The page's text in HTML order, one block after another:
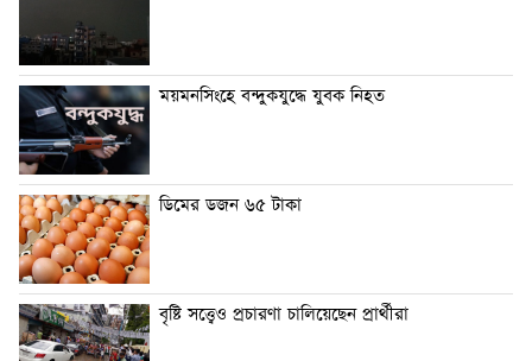
ময়মনসিংহে বন্দুকযুদ্ধে যুবক নিহত
ডিমের ডজন ৬৫ টাকা
বৃষ্টি সত্ত্বেও প্রচারণা চালিয়েছেন প্রার্থীরা